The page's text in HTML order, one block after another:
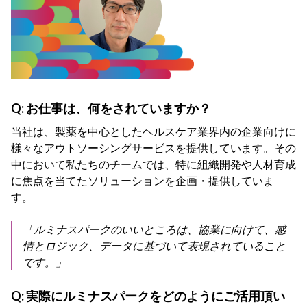
Q:お仕事は、何をされていますか？
当社は、製薬を中心としたヘルスケア業界内の企業向けに
様々なアウトソーシングサービスを提供しています。その
中において私たちのチームでは、特に組織開発や人材育成
に焦点を当てたソリューションを企画・提供していま
す。
「ルミナスパークのいいところは、協業に向けて、感
情とロジック、データに基づいて表現されていること
です。」
Q:実際にルミナスパークをどのようにご活用頂い